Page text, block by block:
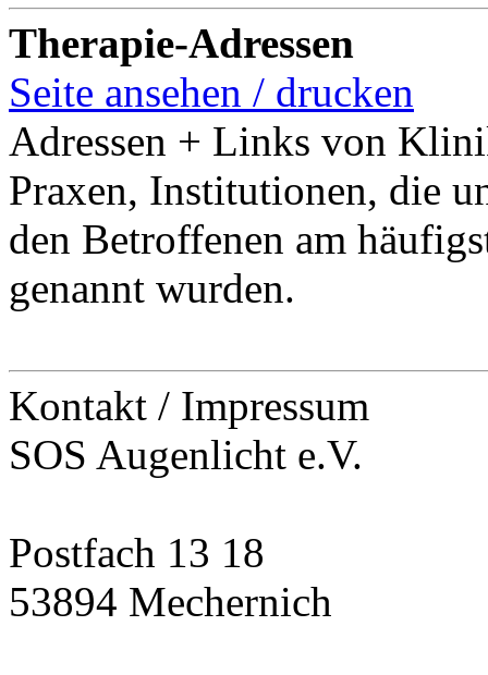
Therapie-Adressen
Seite ansehen / drucken
Adressen + Links von
Praxen, Institutionen, die
den Betroffenen am
genannt wurden.
Kontakt / Impressum
SOS Augenlicht e.V.
Postfach 13 18
53894 Mechernich